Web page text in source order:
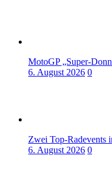
MotoGP „Super-
6. August 2026 0
Zwei Top-Radevents
6. August 2026 0